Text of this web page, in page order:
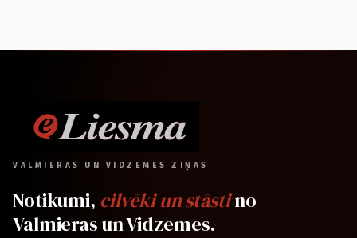
VALMIERAS UN VIDZEMES ZIŅAS
Notikumi, cilvēki un stāstino
Valmieras un Vidzemes.